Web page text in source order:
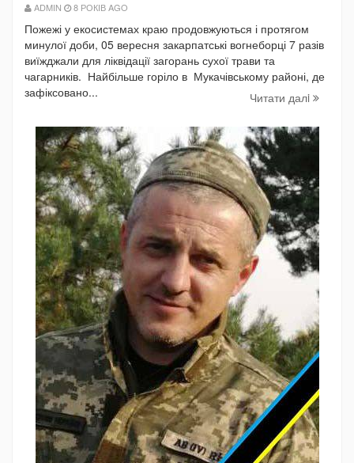
ADMIN 8 РОКІВ AGO
Пожежі у екосистемах краю продовжуються і протягом
минулої доби, 05 вересня закарпатські вогнеборці 7 разів
виїжджали для ліквідації загорань сухої трави та
чагарників. Найбільше горіло в Мукачівському районі, де
зафіксовано...
Читати далi